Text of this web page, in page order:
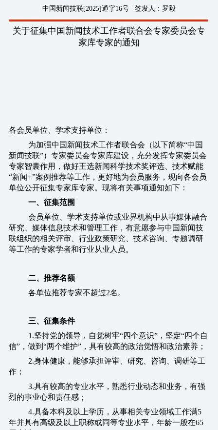
中国新闻技联[2025]通字16号 签发人：罗毅
关于征集中国新闻技术工作者联合会专家委员会专
家库专家的通知
各会员单位、学术支持单位：
为加强中国新闻技术工作者联合会（以下简称“中国
新闻技联”）专家委员会专家库建设，充分发挥专家委员会
专家智囊作用，做好王选新闻科学技术奖评选、技术赋能
“新闻+”案例推荐等工作，更好地为会员服务，现向各会员
单位公开征集专家库专家。现将有关事项通知如下：
一、征集范围
会员单位、学术支持单位或业界机构中从事媒体融合
研究、媒体信息技术和管理工作，有意愿参与中国新闻技
联组织的相关评审、行业政策研究、技术咨询、专题调研
等工作的专家学者和行业从业人员。
二、推荐名额
各单位推荐专家不超过2名。
三、征集条件
1.坚持党的领导，自觉树牢“四个意识”，坚定“四个自
信”，做到“两个维护”，具有较高的政治觉悟和政治素养；
2.身体健康，能够承担评审、研究、咨询、调研等工
作；
3.具有较高的专业水平，熟悉行业动态和业务，有强
烈的事业心和责任感；
4.具备本科及以上学历，从事相关专业领域工作满5
年并具有高级及以上职称或同等专业水平，年龄一般在65